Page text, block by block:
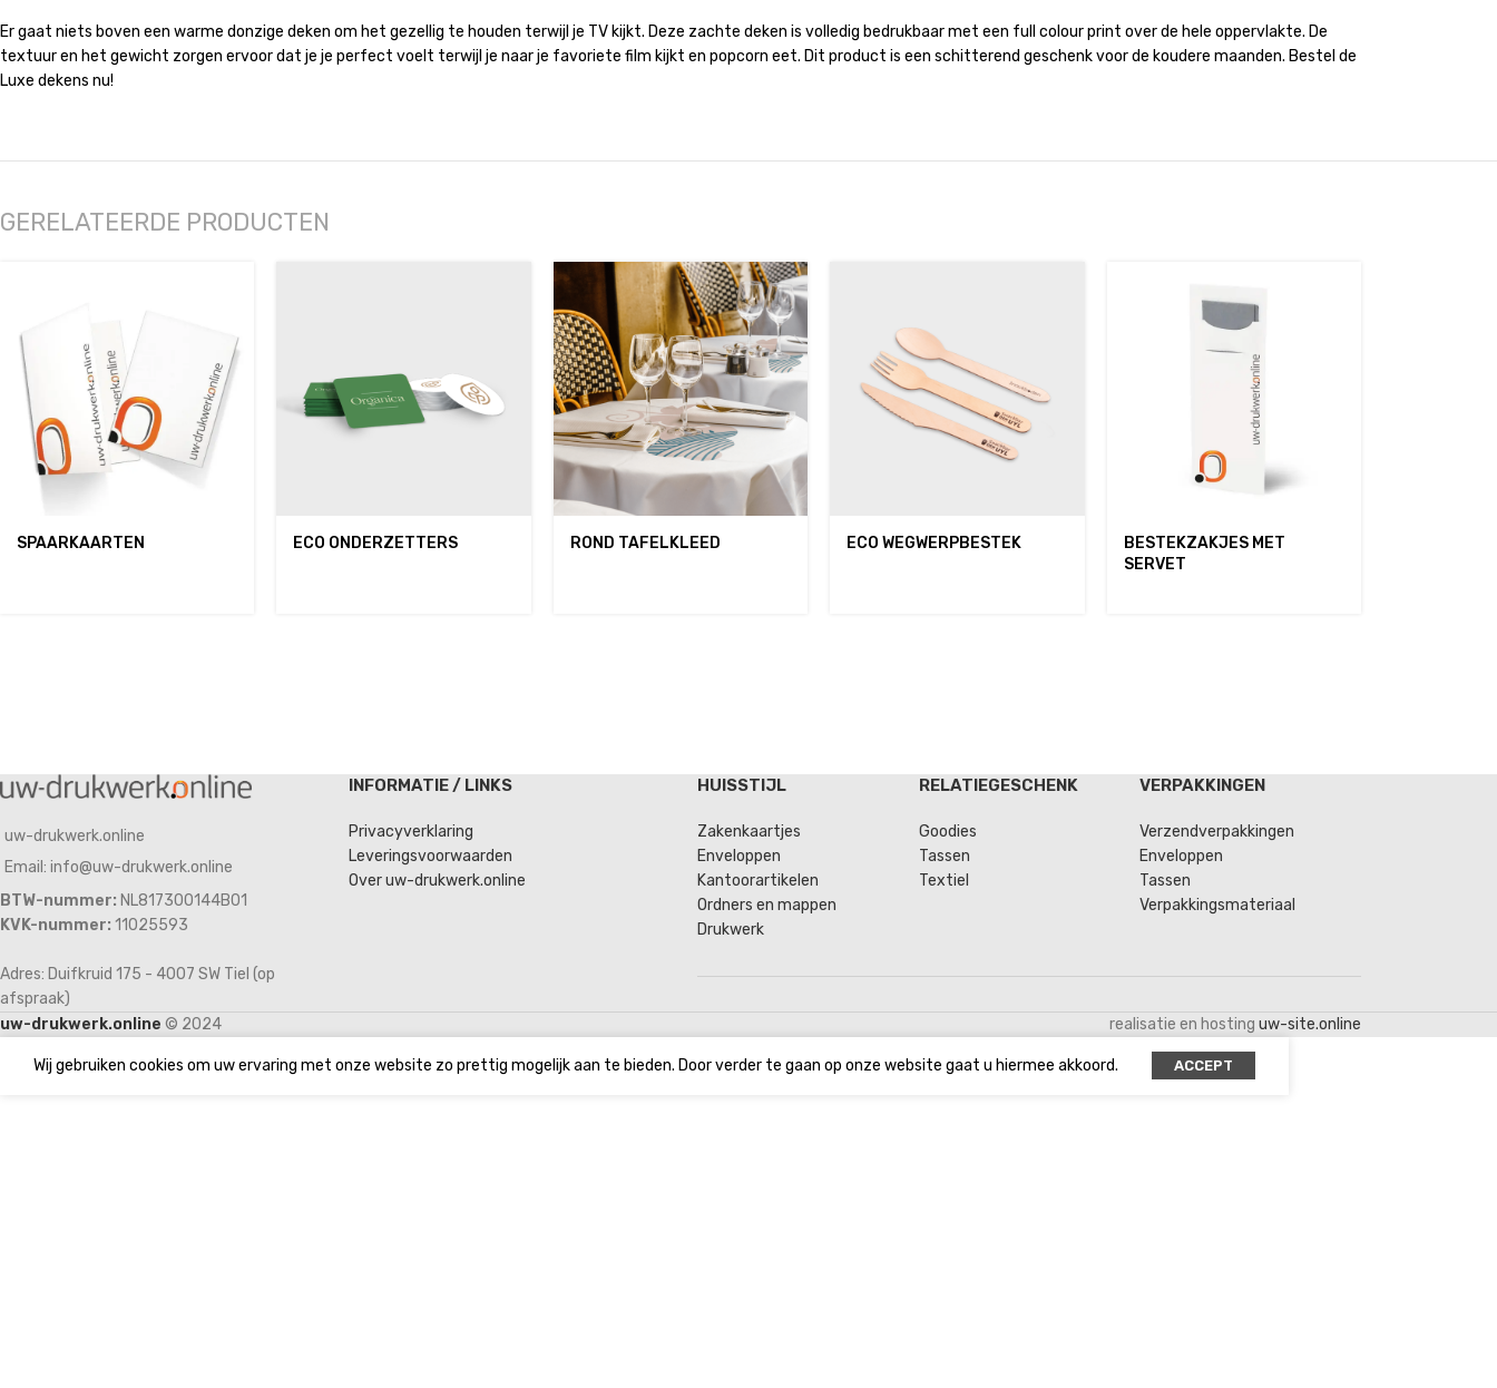
Er gaat niets boven een warme donzige deken om het gezellig te houden terwijl je TV kijkt. Deze zachte deken is volledig bedrukbaar met een full colour print over de hele oppervlakte. De
textuur en het gewicht zorgen ervoor dat je je perfect voelt terwijl je naar je favoriete film kijkt en popcorn eet. Dit product is een schitterend geschenk voor de koudere maanden. Bestel de
Luxe dekens nu!
GERELATEERDE PRODUCTEN
SPAARKAARTEN ECO ONDERZETTERS ROND TAFELKLEED ECO WEGWERPBESTEK
BESTEKZAKJES MET
SERVET
uw-drukwerk.online
Email: info@uw-drukwerk.online
BTW-nummer: NL817300144B01
KVK-nummer: 11025593
Adres: Duifkruid 175 - 4007 SW Tiel (op
afspraak)
INFORMATIE / LINKS
Privacyverklaring
Leveringsvoorwaarden
Over uw-drukwerk.online
HUISSTIJL
Zakenkaartjes
Enveloppen
Kantoorartikelen
Ordners en mappen
Drukwerk
RELATIEGESCHENK
Goodies
Tassen
Textiel
VERPAKKINGEN
Verzendverpakkingen
Enveloppen
Tassen
Verpakkingsmateriaal
uw-drukwerk.online © 2024 realisatie en hosting uw-site.online
Wij gebruiken cookies om uw ervaring met onze website zo prettig mogelijk aan te bieden. Door verder te gaan op onze website gaat u hiermee akkoord. ACCEPT